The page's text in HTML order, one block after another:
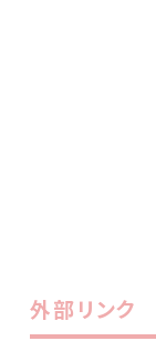
外部リンク